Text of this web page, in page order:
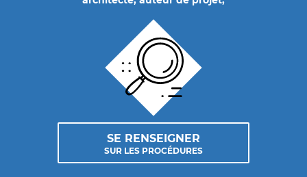
SE RENSEIGNER
SUR LES PROCÉDURES